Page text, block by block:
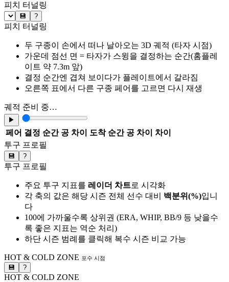
피치 터널링
💾 ?
피치 터널링
두 구종이 손에서 떠나 날아오는 3D 궤적 (타자 시점)
가운데 점선 면 = 타자가 스윙을 결정하는 순간(홈플레
이트 약 7.3m 앞)
결정 순간엔 겹쳐 보이다가 플레이트에서 갈라짐
오른쪽 표에서 다른 구종 페어를 고르면 다시 재생
궤적 준비 중…
▶
페어 결정 순간 공 차이 도착 순간 공 차이
차이
투구 프로필
💾 ?
투구 프로필
주요 투구 지표를 레이더 차트로 시각화
각 축의 값은 해당 시즌 전체 선수 대비 백분위(%)입니
다
100에 가까울수록 상위권 (ERA, WHIP, BB/9 등 낮을수
록 좋은 지표는 역순 처리)
하단 시즌 범례를 클릭해 복수 시즌 비교 가능
HOT & COLD ZONE 포수 시점
💾 ?
HOT & COLD ZONE